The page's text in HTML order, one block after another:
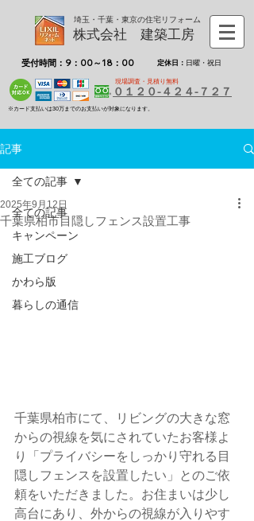
埼玉・千葉・東京の住宅リフォーム
株式会社 建築工房
受付時間：9：00～18：00 定休日： 日曜・祝日
現場調査・見積り無料
０１２０-４２４-７２７
※カード支払いは30万までのお支払いが対象になります。
記事
全ての記事
キャンペーン
施工ブログ
かわら版
暮らしの通信
全ての記事
千葉県柏市目隠しフェンス設置工事
2025年9月12日
千葉県柏市にて、リビングの大きな窓
からの視線を気にされていたお客様よ
り「プライバシーをしっかり守れる目
隠しフェンスを設置したい」とのご依
頼をいただきました。お住まいは少し
高台にあり、外からの視線が入りやす